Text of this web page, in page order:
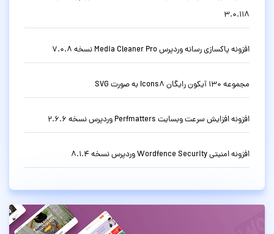
3.0.118
افزونه پاکسازی رسانه وردپرس Media Cleaner Pro نسخه 7.0.8
مجموعه 130 آیکون رایگان Icons8 به صورت SVG
افزونه افزایش سرعت وبسایت Perfmatters وردپرس نسخه 2.6.6
افزونه امنیتی Wordfence Security وردپرس نسخه 8.1.4